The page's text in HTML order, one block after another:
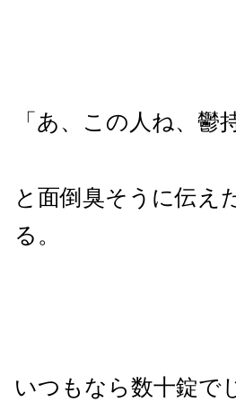
「あ、この人ね、鬱
と面倒臭そうに伝え
る。
いつもなら数十錠で